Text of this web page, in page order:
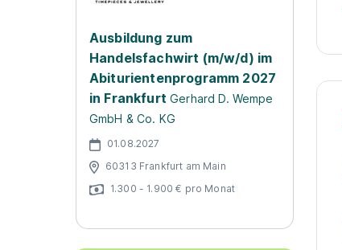
Ausbildung zum
Handelsfachwirt (m/w/d) im
Abiturientenprogramm 2027
in Frankfurt Gerhard D. Wempe
GmbH & Co. KG
01.08.2027
60313 Frankfurt am Main
1.300 - 1.900 € pro Monat